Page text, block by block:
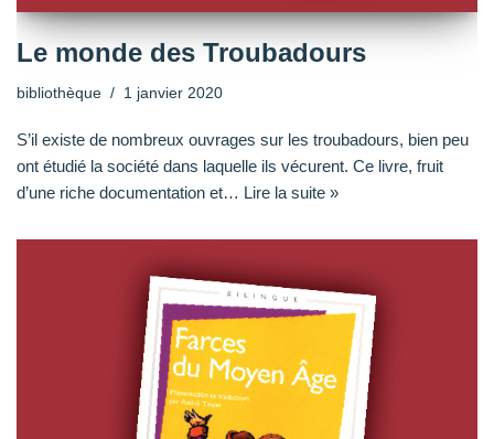
Le monde des Troubadours
bibliothèque 1 janvier 2020
S’il existe de nombreux ouvrages sur les troubadours, bien peu
ont étudié la société dans laquelle ils vécurent. Ce livre, fruit
d’une riche documentation et… Lire la suite »